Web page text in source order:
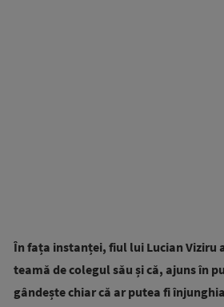
În fața instanței, fiul lui Lucian Viziru
teamă de colegul său și că, ajuns în
gândește chiar că ar putea fi